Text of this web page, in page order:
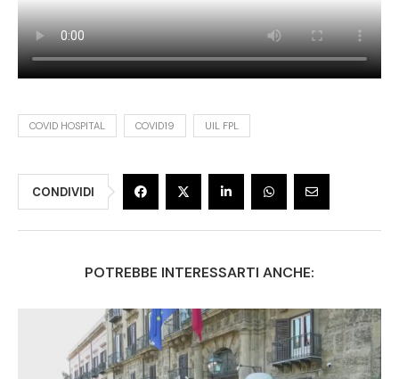
COVID HOSPITAL COVID19 UIL FPL
CONDIVIDI
POTREBBE INTERESSARTI ANCHE: